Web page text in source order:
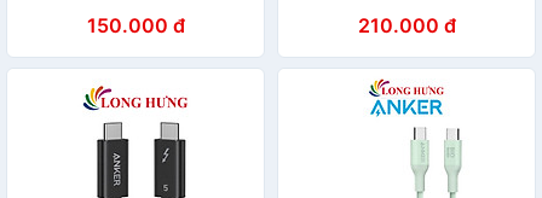
150.000 đ
chính hãng210.000 đ